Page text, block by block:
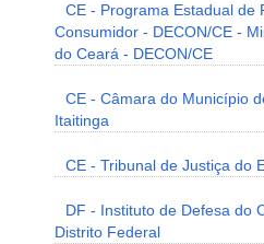
CE - Programa Estadual de
Consumidor - DECON/CE -
do Ceará - DECON/CE
CE - Câmara do Município
Itaitinga
CE - Tribunal de Justiça do
DF - Instituto de Defesa do
Distrito Federal